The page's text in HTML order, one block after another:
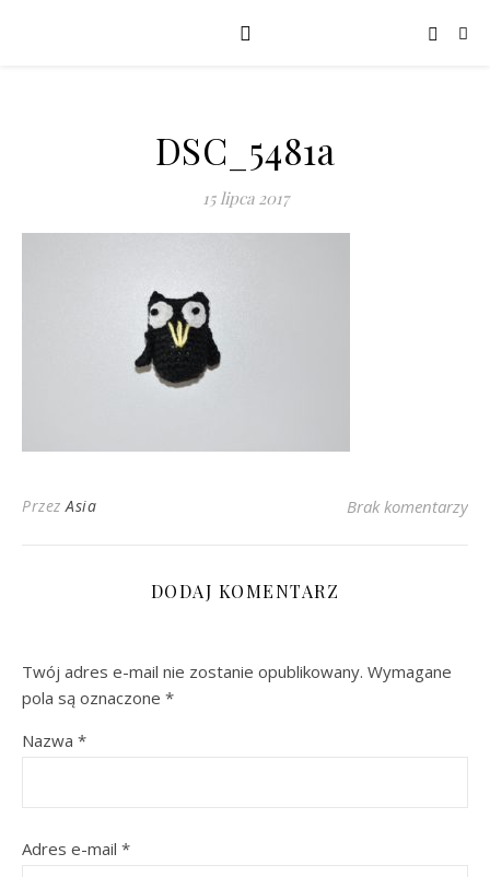
DSC_5481a
15 lipca 2017
PrzezAsia Brak komentarzy
DODAJ KOMENTARZ
Twój adres e-mail nie zostanie opublikowany. Wymagane
pola są oznaczone *
Nazwa *
Adres e-mail *